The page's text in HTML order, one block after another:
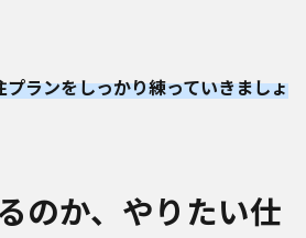
ランをしっかり練っていきましょ
のか、やりたい仕